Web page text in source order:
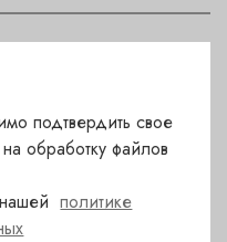
подтвердить свое
обработку файлов
нашейполитике